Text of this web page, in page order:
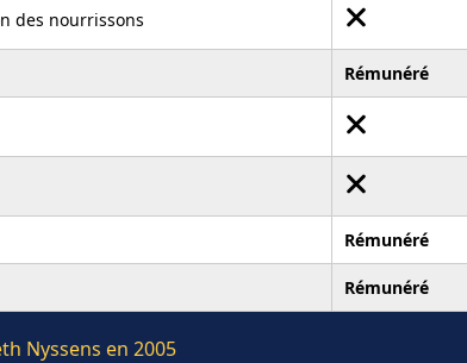
des nourrissons
Rémunéré
Rémunéré
Rémunéré
Nyssens en 2005